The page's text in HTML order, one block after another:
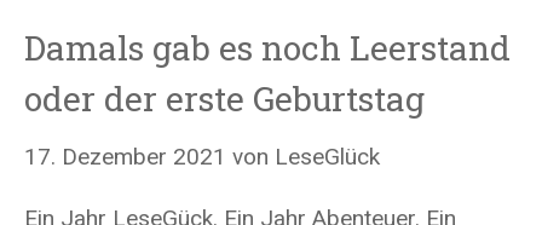
Damals gab es noch Leerstand
oder der erste Geburtstag
17. Dezember 2021 von LeseGlück
Ein Jahr LeseGück. Ein Jahr Abenteuer. Ein